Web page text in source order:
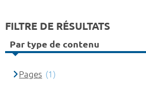
FILTRE DE RÉSULTATS
Par type de contenu
Pages (1)